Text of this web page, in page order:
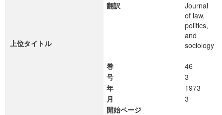
上位タイトル
翻訳
Journal
of law,
politics,
and
sociology
巻
46
号
3
年
1973
月
3
開始ページ